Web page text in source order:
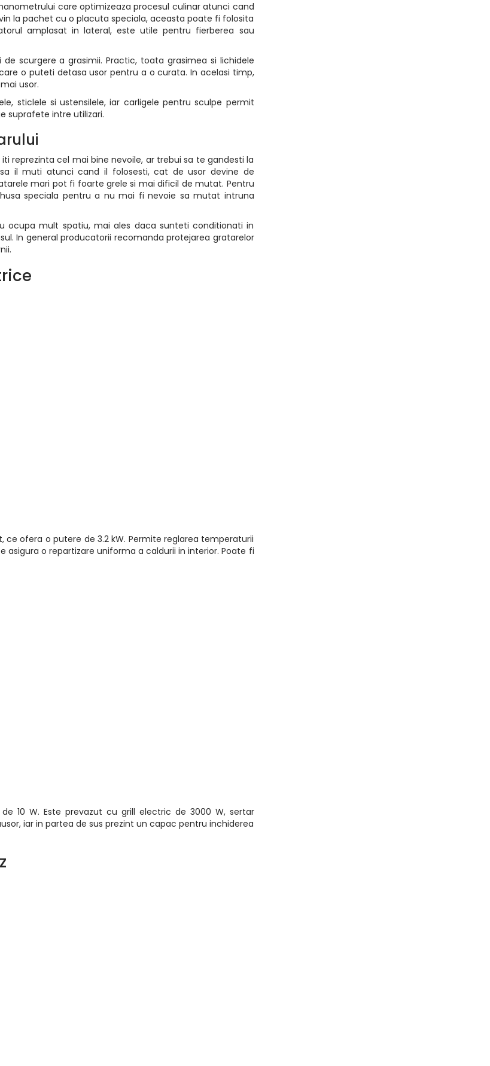
care optimizeaza procesul culinar atunci cand
la pachet cu o placuta speciala, aceasta poate fi folosita
amplasat in lateral, este utile pentru fierberea sau
scurgere a grasimii. Practic, toata grasimea si lichidele
o puteti detasa usor pentru a o curata. In acelasi timp,
usor.
sticlele si ustensilele, iar carligele pentru sculpe permit
suprafete intre utilizari.
reprezinta cel mai bine nevoile, ar trebui sa te gandesti la
il muti atunci cand il folosesti, cat de usor devine de
mari pot fi foarte grele si mai dificil de mutat. Pentru
speciala pentru a nu mai fi nevoie sa mutat intruna
ocupa mult spatiu, mai ales daca sunteti conditionati in
In general producatorii recomanda protejarea gratarelor
ofera o putere de 3.2 kW. Permite reglarea temperaturii
asigura o repartizare uniforma a caldurii in interior. Poate fi
10 W. Este prevazut cu grill electric de 3000 W, sertar
iar in partea de sus prezint un capac pentru inchiderea